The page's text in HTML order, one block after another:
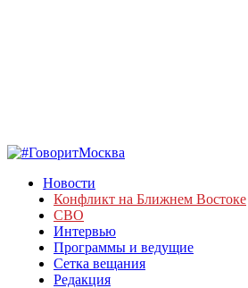
Новости
Конфликт на Ближнем Востоке
СВО
Интервью
Программы и ведущие
Сетка вещания
Редакция